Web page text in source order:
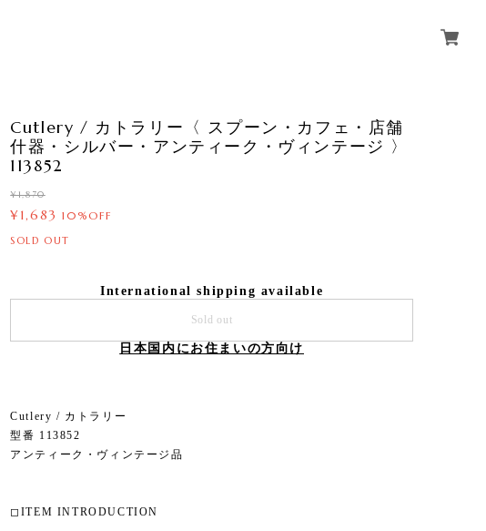
Cutlery / カトラリー〈 スプーン・カフェ・店舗
什器・シルバー・アンティーク・ヴィンテージ 〉
113852
¥1,870
¥1,683 10%OFF
SOLD OUT
International shipping available
Sold out
日本国内にお住まいの方向け
Cutlery / カトラリー
型番 113852
アンティーク・ヴィンテージ品
◻︎ITEM INTRODUCTION